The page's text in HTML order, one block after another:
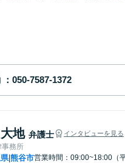
地 弁護士 インタビューを見る
事務所
|熊谷市営業時間：09:00~18:00（平